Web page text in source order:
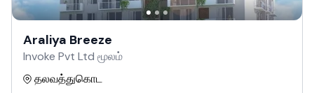
Araliya Breeze
Invoke Pvt Ltd மூலம்
தலவத்துகொட